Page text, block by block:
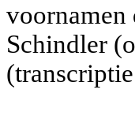
voornamen
Schindler